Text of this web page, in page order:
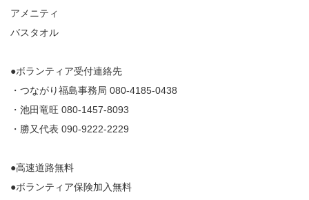
アメニティ
バスタオル
●ボランティア受付連絡先
・つながり福島事務局 080-4185-0438
・池田竜旺 080-1457-8093
・勝又代表 090-9222-2229
●高速道路無料
●ボランティア保険加入無料